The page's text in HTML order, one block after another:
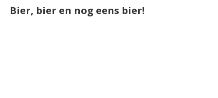
Bier, bier en nog eens bier!